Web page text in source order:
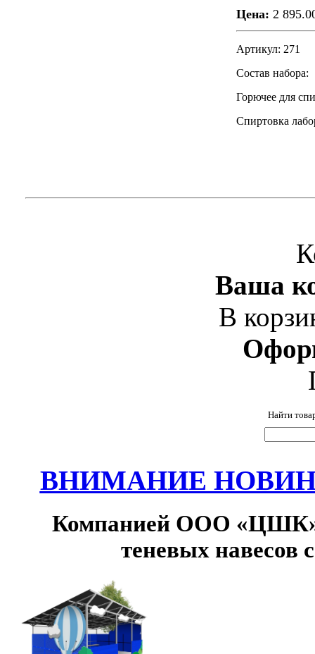
Цена: 2
Артикул: 271
Состав набора:
Горючее для
Спиртовка
Ваша
В
Найти
ВНИМАНИЕ
Компанией ООО «ЦШК»
теневых навесов